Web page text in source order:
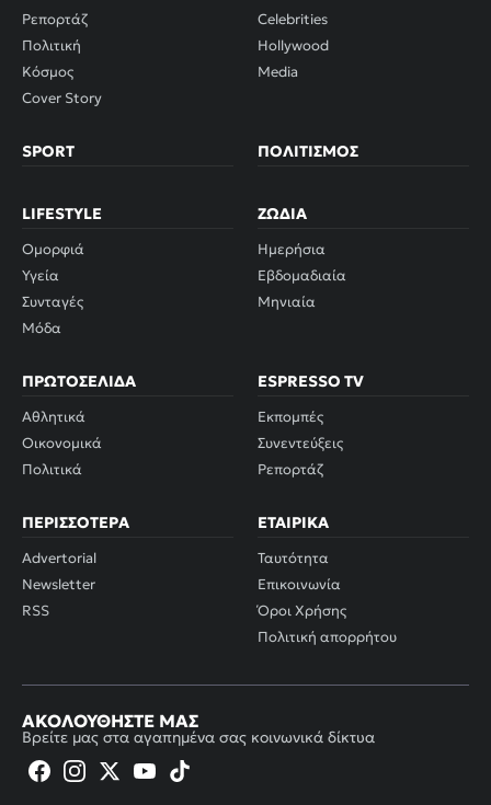
Ρεπορτάζ
Πολιτική
Κόσμος
Cover Story
Celebrities
Hollywood
Media
SPORT ΠΟΛΙΤΙΣΜΌΣ
LIFESTYLE
Ομορφιά
Υγεία
Συνταγές
Μόδα
ΖΏΔΙΑ
Ημερήσια
Εβδομαδιαία
Μηνιαία
ΠΡΩΤΟΣΈΛΙΔΑ
Αθλητικά
Οικονομικά
Πολιτικά
ESPRESSO TV
Εκπομπές
Συνεντεύξεις
Ρεπορτάζ
ΠΕΡΙΣΣΌΤΕΡΑ
Advertorial
Newsletter
RSS
ΕΤΑΙΡΙΚΆ
Ταυτότητα
Επικοινωνία
Όροι Χρήσης
Πολιτική απορρήτου
ΑΚΟΛΟΥΘΉΣΤΕ ΜΑΣ
Βρείτε μας στα αγαπημένα σας κοινωνικά δίκτυα